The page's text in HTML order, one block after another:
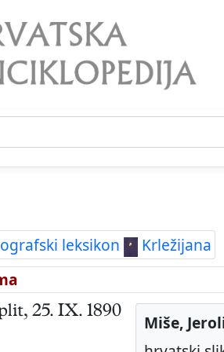
leksikon
Krležijana
Miše,
, 25. IX. 1890